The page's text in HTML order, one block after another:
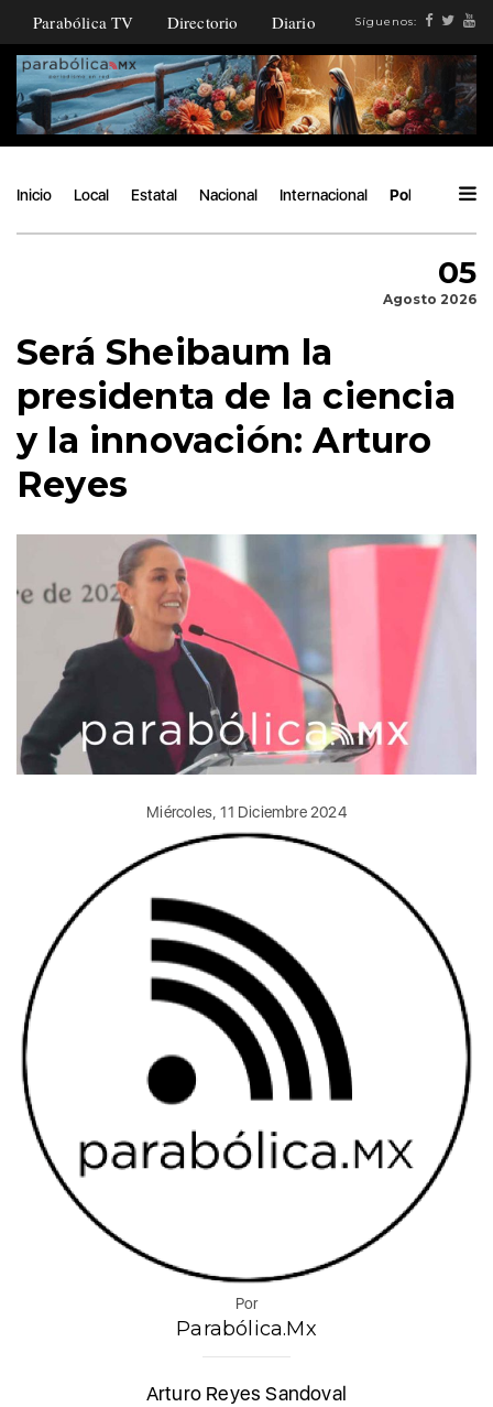
Parabólica TV Directorio Diario Síguenos:
Inicio Local Estatal Nacional Internacional Política
05
Agosto 2026
Será Sheibaum la
presidenta de la ciencia
y la innovación: Arturo
Reyes
Miércoles, 11 Diciembre 2024
Por
Parabólica.Mx
Arturo Reyes Sandoval